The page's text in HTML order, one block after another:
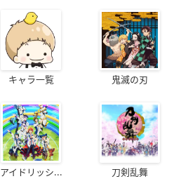
キャラ一覧 鬼滅の刃
アイドリッシ... 刀剣乱舞